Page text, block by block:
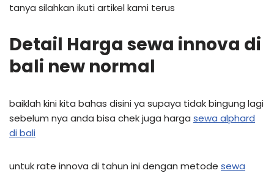
tanya silahkan ikuti artikel kami terus
Detail Harga sewa innova di
bali new normal
baiklah kini kita bahas disini ya supaya tidak bingung lagi
sebelum nya anda bisa chek juga harga sewa alphard
di bali
untuk rate innova di tahun ini dengan metode sewa